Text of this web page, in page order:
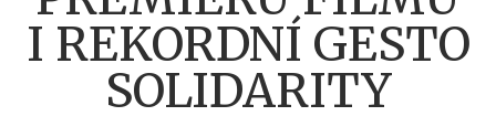
I REKORDNÍ GESTO
SOLIDARITY